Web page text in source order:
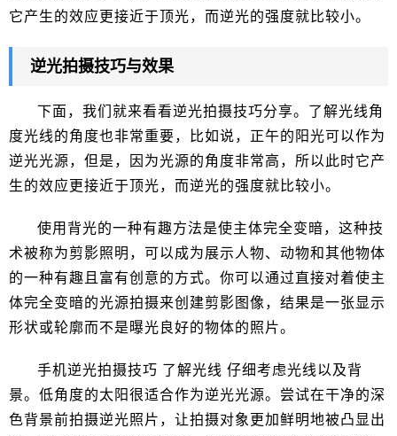
它产生的效应更接近于顶光，而逆光的强度就比较小。
逆光拍摄技巧与效果
下面，我们就来看看逆光拍摄技巧分享。了解光线角
度光线的角度也非常重要，比如说，正午的阳光可以作为
逆光光源，但是，因为光源的角度非常高，所以此时它产
生的效应更接近于顶光，而逆光的强度就比较小。
使用背光的一种有趣方法是使主体完全变暗，这种技
术被称为剪影照明，可以成为展示人物、动物和其他物体
的一种有趣且富有创意的方式。你可以通过直接对着使主
体完全变暗的光源拍摄来创建剪影图像，结果是一张显示
形状或轮廓而不是曝光良好的物体的照片。
手机逆光拍摄技巧 了解光线 仔细考虑光线以及背
景。低角度的太阳很适合作为逆光光源。尝试在干净的深
色背景前拍摄逆光照片，让拍摄对象更加鲜明地被凸显出